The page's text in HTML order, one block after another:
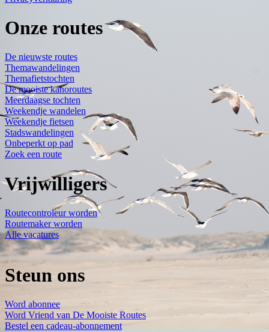
Onze routes
De nieuwste routes
Themawandelingen
Themafietstochten
De mooiste kanoroutes
Meerdaagse tochten
Weekendje wandelen
Weekendje fietsen
Stadswandelingen
Onbeperkt op pad
Zoek een route
Vrijwilligers
Routecontroleur worden
Routemaker worden
Alle vacatures
Steun ons
Word abonnee
Word Vriend van De Mooiste Routes
Bestel een cadeau-abonnement